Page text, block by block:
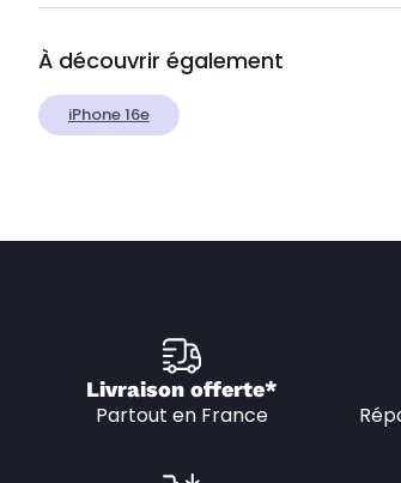
À découvrir également
iPhone 16e
Livraison offerte*
Partout en France